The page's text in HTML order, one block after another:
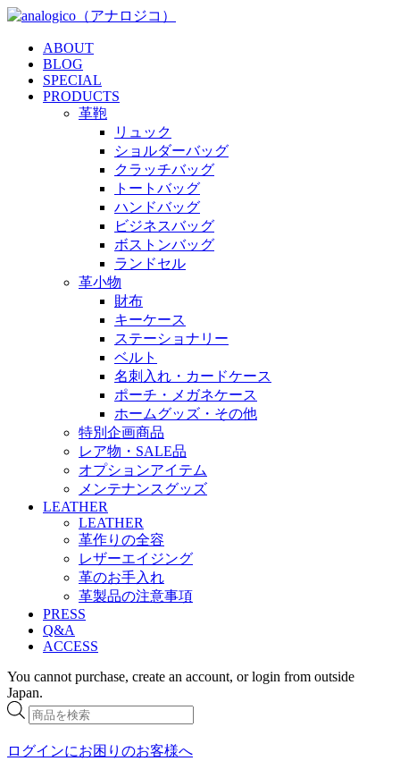
ABOUT
BLOG
SPECIAL
PRODUCTS
革鞄
リュック
ショルダーバッグ
クラッチバッグ
トートバッグ
ハンドバッグ
ビジネスバッグ
ボストンバッグ
ランドセル
革小物
財布
キーケース
ステーショナリー
ベルト
名刺入れ・カードケース
ポーチ・メガネケース
ホームグッズ・その他
特別企画商品
レア物・SALE品
オプションアイテム
メンテナンスグッズ
LEATHER
LEATHER
革作りの全容
レザーエイジング
革のお手入れ
革製品の注意事項
PRESS
Q&A
ACCESS
You cannot purchase, create an account, or login from outside
Japan.
商
品
検
ログインにお困りのお客様へ